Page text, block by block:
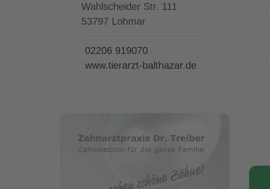
Wahlscheider Str. 111
53797 Lohmar
02206 919070
www.tierarzt-balthazar.de